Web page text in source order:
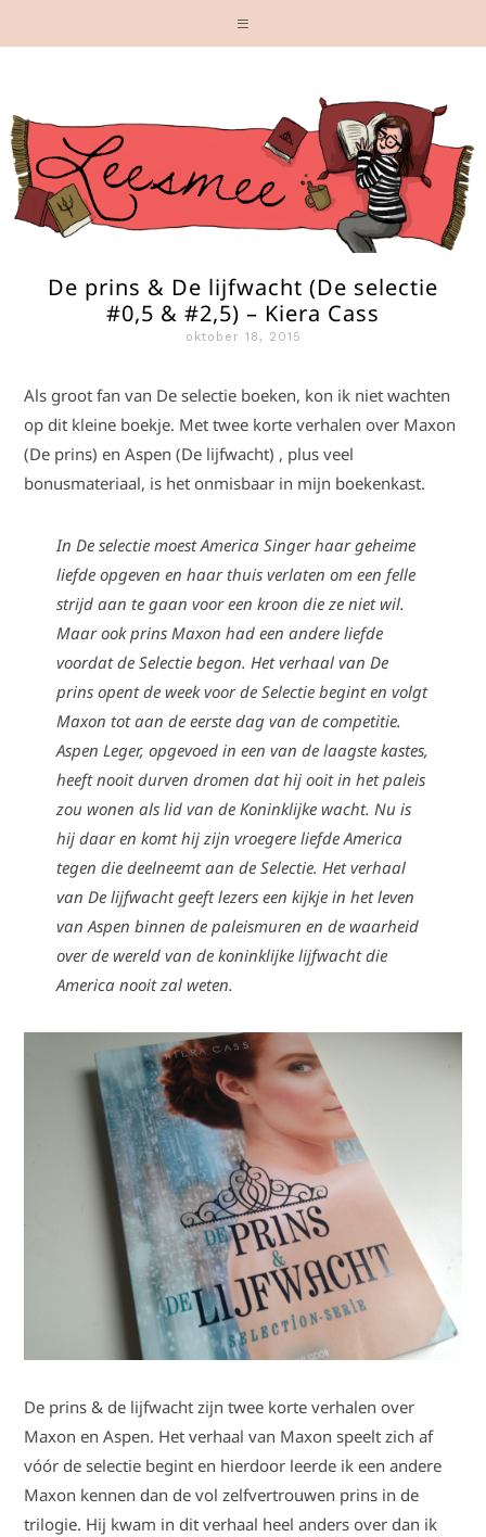
De prins & De lijfwacht (De selectie
#0,5 & #2,5) – Kiera Cass
oktober 18, 2015
Als groot fan van De selectie boeken, kon ik niet wachten
op dit kleine boekje. Met twee korte verhalen over Maxon
(De prins) en Aspen (De lijfwacht) , plus veel
bonusmateriaal, is het onmisbaar in mijn boekenkast.
In De selectie moest America Singer haar geheime
liefde opgeven en haar thuis verlaten om een felle
strijd aan te gaan voor een kroon die ze niet wil.
Maar ook prins Maxon had een andere liefde
voordat de Selectie begon. Het verhaal van De
prins opent de week voor de Selectie begint en volgt
Maxon tot aan de eerste dag van de competitie.
Aspen Leger, opgevoed in een van de laagste kastes,
heeft nooit durven dromen dat hij ooit in het paleis
zou wonen als lid van de Koninklijke wacht. Nu is
hij daar en komt hij zijn vroegere liefde America
tegen die deelneemt aan de Selectie. Het verhaal
van De lijfwacht geeft lezers een kijkje in het leven
van Aspen binnen de paleismuren en de waarheid
over de wereld van de koninklijke lijfwacht die
America nooit zal weten.
De prins & de lijfwacht zijn twee korte verhalen over
Maxon en Aspen. Het verhaal van Maxon speelt zich af
vóór de selectie begint en hierdoor leerde ik een andere
Maxon kennen dan de vol zelfvertrouwen prins in de
trilogie. Hij kwam in dit verhaal heel anders over dan ik